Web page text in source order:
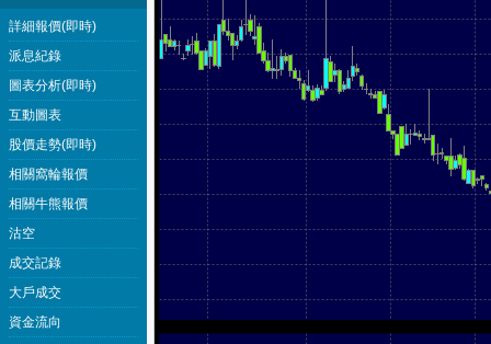
詳細報價(即時)
派息紀錄
圖表分析(即時)
互動圖表
股價走勢(即時)
相關窩輪報價
相關牛熊報價
沽空
成交記錄
大戶成交
資金流向